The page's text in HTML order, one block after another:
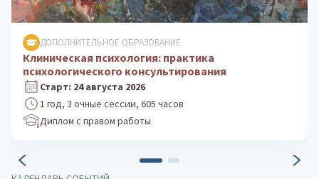
ДОПОЛНИТЕЛЬНОЕ ОБРАЗОВАНИЕ
Психологическое консультирование: теория и
практика
Старт: 5 октября 2026
1 год, 3 очные сессии, 605 часов
Диплом с правом работы